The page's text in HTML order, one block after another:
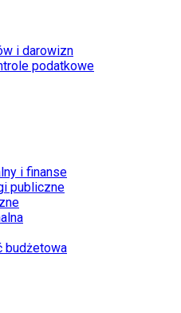
i darowizn
podatkowe
i finanse
publiczne
budżetowa